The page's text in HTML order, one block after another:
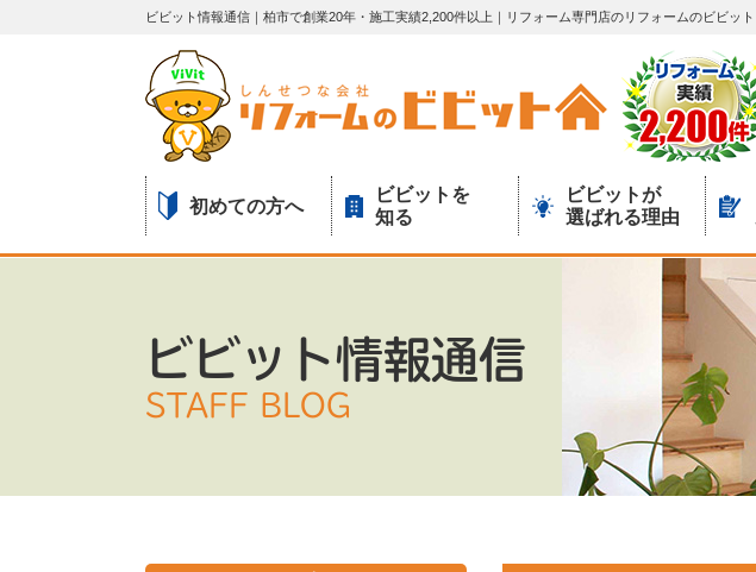
ビビット情報通信｜柏市で創業20年・施工実績2,200件以上｜リフォーム専門店のリフォームのビビット
初めての方へ
ビビットを
知る
ビビットが
選ばれる理由
ビビット情報通信
STAFF BLOG